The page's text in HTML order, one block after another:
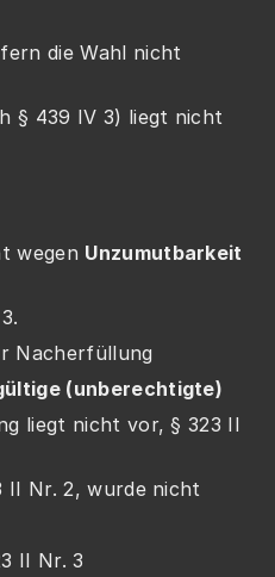
wegen
Nacherfüllung
(unberechtigte)
liegt nicht vor, § 323 II
II Nr. 2, wurde nicht
II Nr. 3